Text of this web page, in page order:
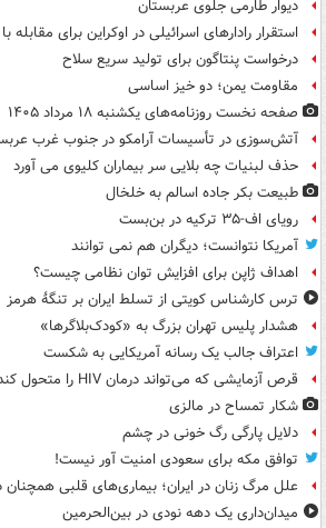
دیوار طارمی جلوی عربستان
استقرار رادارهای اسرائیلی در اوکراین برای مقابله
درخواست پنتاگون برای تولید سریع سلاح
مقاومت یمن؛ دو خیز اساسی
صفحه نخست روزنامه‌های یکشنبه ۱۸ مرداد ۱۴۰۵
آتش‌سوزی در تأسیسات آرامکو در جنوب غرب
حذف لبنیات چه بلایی سر بیماران کلیوی می آورد
طبیعت بکر جاده اسالم به خلخال
رویای اف-۳۵ ترکیه در بن‌بست
آمریکا نتوانست؛ دیگران هم نمی توانند
اهداف ژاپن برای افزایش توان نظامی چیست؟
ترس کارشناس کویتی از تسلط ایران بر تنگۀ هرمز
هشدار پلیس تهران بزرگ به «کودک‌بلاگرها»
اعتراف جالب یک رسانه آمریکایی به شکست
قرص آزمایشی که می‌تواند درمان HIV را متحول کند
شکار تمساح در مالزی
دلایل پارگی رگ خونی در چشم
توافق مکه برای سعودی امنیت آور نیست!
علل مرگ زنان در ایران؛ بیماری‌های قلبی همچنان
میدان‌داری یک دهه نودی در بین‌الحرمین